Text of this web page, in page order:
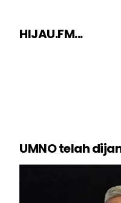
HIJAU.FM...
UMNO telah